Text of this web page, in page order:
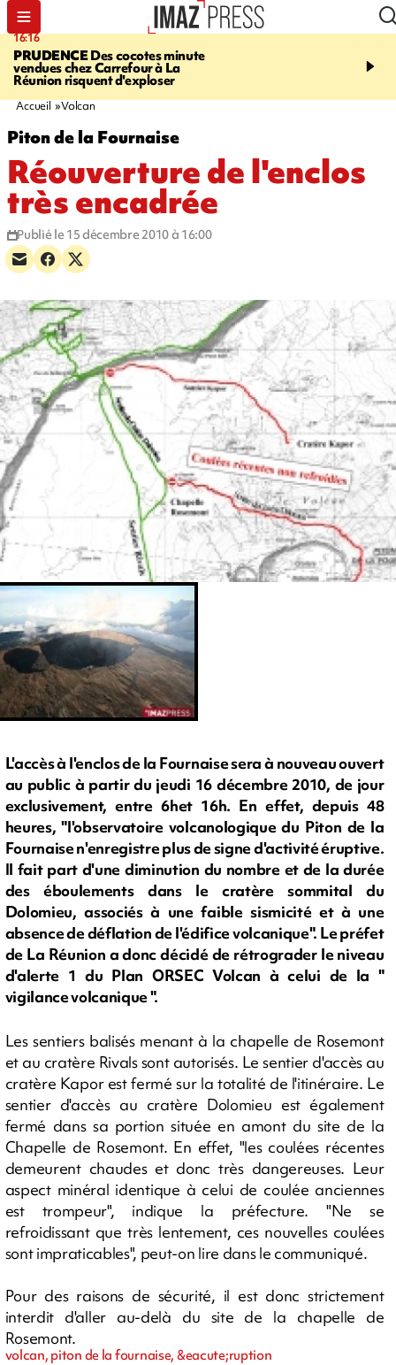
16:16
PRUDENCEDes cocotes minute
vendues chez Carrefour à La
Réunion risquent d'exploser
20:06
l'Asie, mort d'une
Accueil Volcan
Piton de la Fournaise
Réouverture de l'enclos
très encadrée
Publié le 15 décembre 2010 à 16:00
L'accès à l'enclos de la Fournaise sera à nouveau ouvert
au public à partir du jeudi 16 décembre 2010, de jour
exclusivement, entre 6het 16h. En effet, depuis 48
heures, "l'observatoire volcanologique du Piton de la
Fournaise n'enregistre plus de signe d'activité éruptive.
Il fait part d'une diminution du nombre et de la durée
des éboulements dans le cratère sommital du
Dolomieu, associés à une faible sismicité et à une
absence de déflation de l'édifice volcanique". Le préfet
de La Réunion a donc décidé de rétrograder le niveau
d'alerte 1 du Plan ORSEC Volcan à celui de la "
vigilance volcanique ".
Les sentiers balisés menant à la chapelle de Rosemont
et au cratère Rivals sont autorisés. Le sentier d'accès au
cratère Kapor est fermé sur la totalité de l'itinéraire. Le
sentier d'accès au cratère Dolomieu est également
fermé dans sa portion située en amont du site de la
Chapelle de Rosemont. En effet, "les coulées récentes
demeurent chaudes et donc très dangereuses. Leur
aspect minéral identique à celui de coulée anciennes
est trompeur", indique la préfecture. "Ne se
refroidissant que très lentement, ces nouvelles coulées
sont impraticables", peut-on lire dans le communiqué.
Pour des raisons de sécurité, il est donc strictement
interdit d'aller au-delà du site de la chapelle de
Rosemont.
volcan, piton de la fournaise, &eacute;ruption